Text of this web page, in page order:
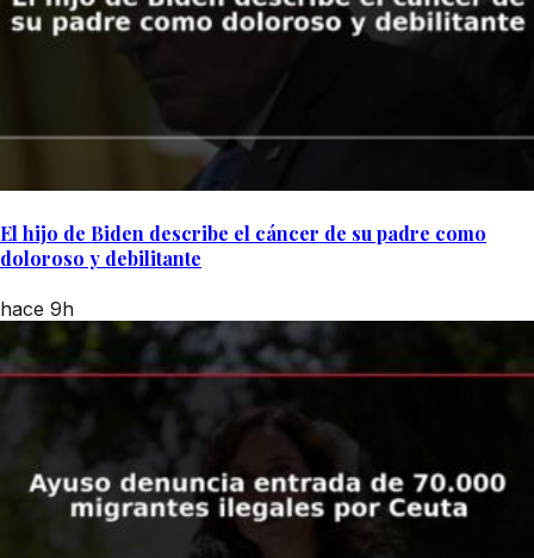
El hijo de Biden describe el cáncer de su padre como
doloroso y debilitante
hace 9h